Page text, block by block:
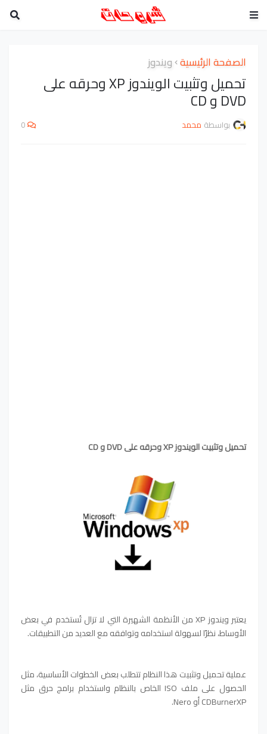
الصفحة الرئيسية ويندوز
تحميل وتثبيت الويندوز XP وحرقه على
DVD و CD
بواسطة محمد 0
تحميل وتثبيت الويندوز XP وحرقه على DVD و CD
يعتبر ويندوز XP من الأنظمة الشهيرة التي لا تزال تُستخدم في بعض
الأوساط، نظرًا لسهولة استخدامه وتوافقه مع العديد من التطبيقات.
عملية تحميل وتثبيت هذا النظام تتطلب بعض الخطوات الأساسية، مثل
الحصول على ملف ISO الخاص بالنظام واستخدام برامج حرق مثل
CDBurnerXP أو Nero.